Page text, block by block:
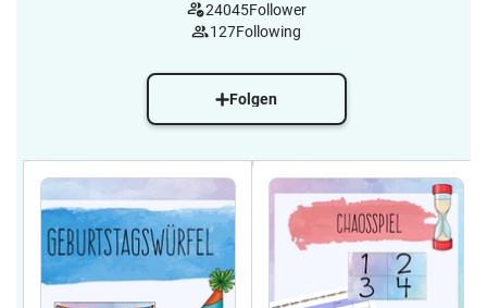
24045Follower
127Following
Folgen